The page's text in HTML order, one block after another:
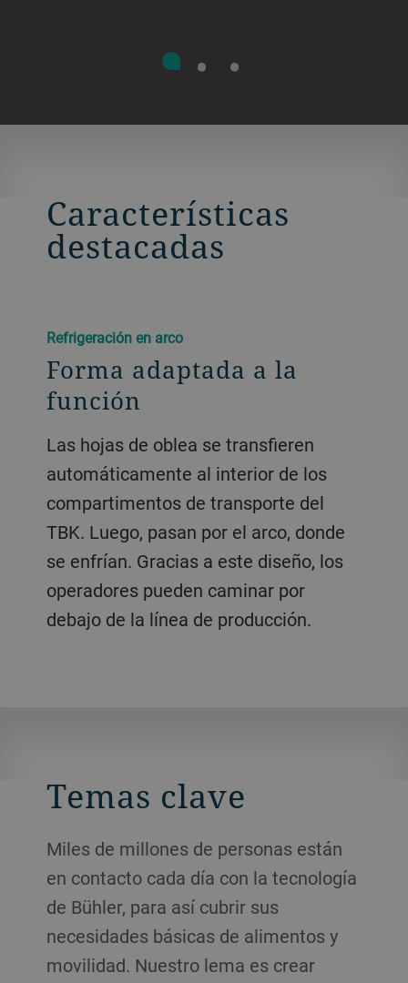
Características
destacadas
Refrigeración en arco
Forma adaptada a la
función
Las hojas de oblea se transfieren
automáticamente al interior de los
compartimentos de transporte del
TBK. Luego, pasan por el arco, donde
se enfrían. Gracias a este diseño, los
operadores pueden caminar por
debajo de la línea de producción.
Temas clave
Miles de millones de personas están
en contacto cada día con la tecnología
de Bühler, para así cubrir sus
necesidades básicas de alimentos y
movilidad. Nuestro lema es crear